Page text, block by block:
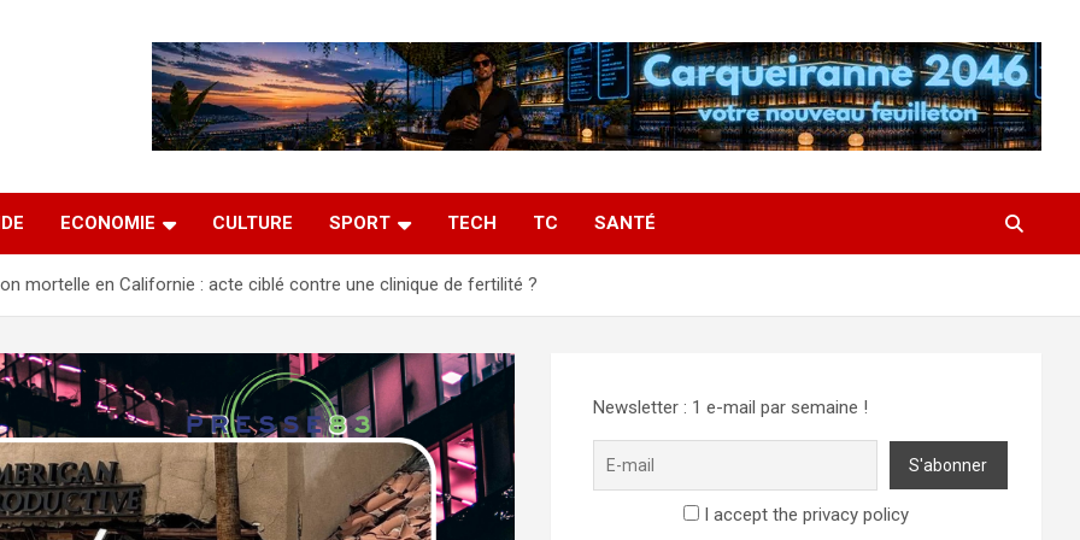
ECONOMIE CULTURE SPORT TECH TC SANTÉ
mortelle en Californie : acte ciblé contre une clinique de fertilité ?
Newsletter : 1 e-mail par semaine !
I accept the privacy policy